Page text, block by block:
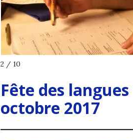
3 / 10
Fête des langues
octobre 2017